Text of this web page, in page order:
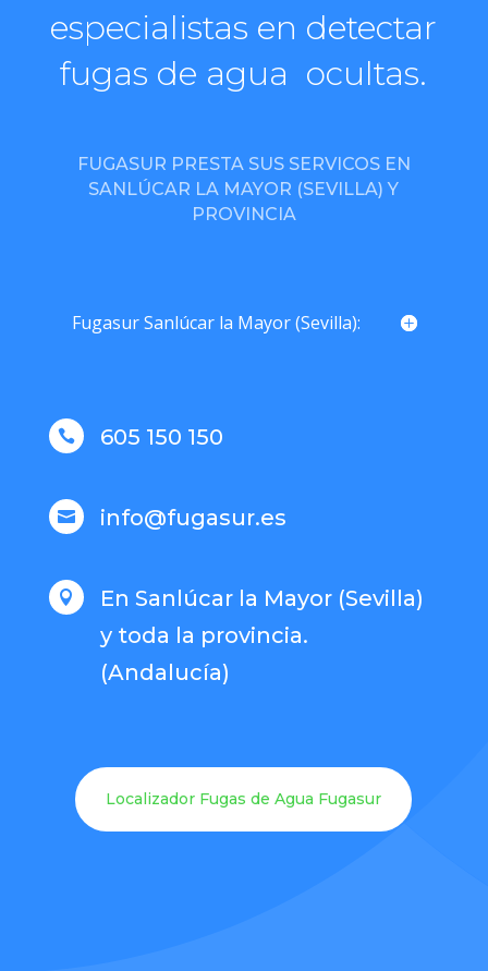
especialistas en detectar
fugas de agua ocultas.
FUGASUR PRESTA SUS SERVICOS EN
SANLÚCAR LA MAYOR (SEVILLA) Y
PROVINCIA
Fugasur Sanlúcar la Mayor (Sevilla):
 605 150 150
 info@fugasur.es

En Sanlúcar la Mayor (Sevilla)
y toda la provincia.
(Andalucía)
Localizador Fugas de Agua Fugasur